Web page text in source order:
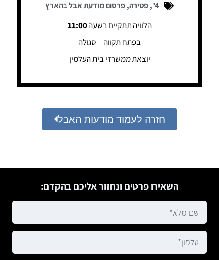
4"
,פטירה,פרסום מודעת אבל בהארץ
הלוויה תתקיים בשעה11:00
בפתח תקווה – סגולה
יוצאת ממשרדי בית העלמין
חזרה לעמוד מודעות האבל
השאירו פרטים ונחזור אליכם בהקדם: